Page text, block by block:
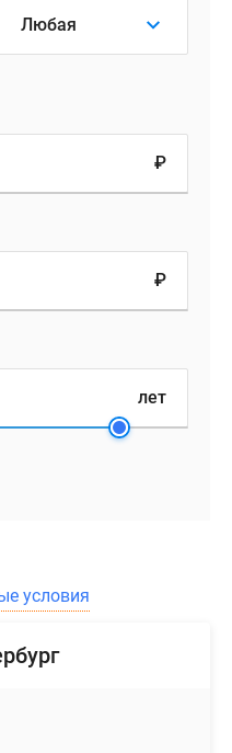
₽
₽
лет
условия